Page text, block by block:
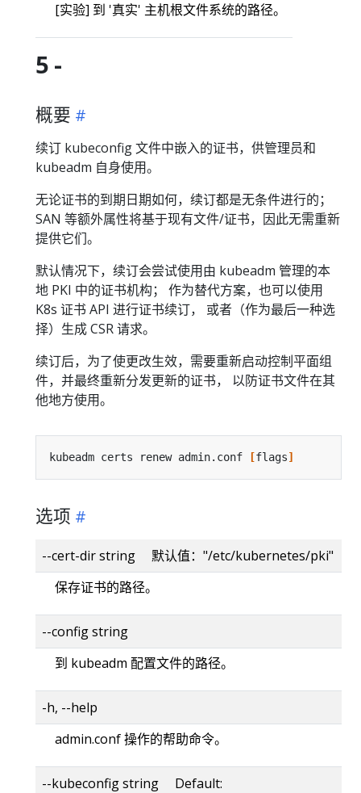
[实验] 到 '真实' 主机根文件系统的路径。
5 -
概要
续订 kubeconfig 文件中嵌入的证书，供管理员和
kubeadm 自身使用。
无论证书的到期日期如何，续订都是无条件进行的；
SAN 等额外属性将基于现有文件/证书，因此无需重新
提供它们。
默认情况下，续订会尝试使用由 kubeadm 管理的本
地 PKI 中的证书机构； 作为替代方案，也可以使用
K8s 证书 API 进行证书续订， 或者（作为最后一种选
择）生成 CSR 请求。
续订后，为了使更改生效，需要重新启动控制平面组
件，并最终重新分发更新的证书， 以防证书文件在其
他地方使用。
kubeadm certs renew admin.conf [flags]
选项
--cert-dir string 默认值："/etc/kubernetes/pki"
保存证书的路径。
--config string
到 kubeadm 配置文件的路径。
-h, --help
admin.conf 操作的帮助命令。
--kubeconfig string Default: